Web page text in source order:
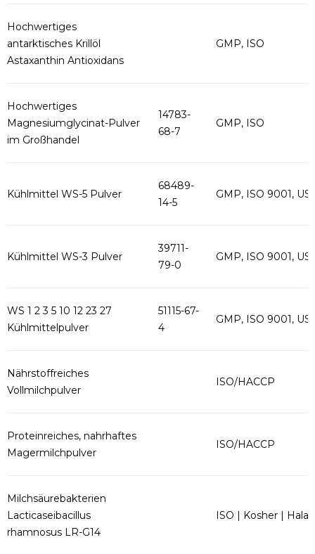
Hochwertiges
antarktisches Krillöl
Astaxanthin Antioxidans
GMP, ISO
Hochwertiges
Magnesiumglycinat-Pulver
im Großhandel
14783-
68-7
GMP, ISO
Kühlmittel WS-5 Pulver
68489-
14-5
GMP, ISO 9001,
Kühlmittel WS-3 Pulver
39711-
79-0
GMP, ISO 9001,
WS 1 2 3 5 10 12 23 27
Kühlmittelpulver
51115-67-
4
GMP, ISO 9001,
Nährstoffreiches
Vollmilchpulver
ISO/HACCP
Proteinreiches, nahrhaftes
Magermilchpulver
ISO/HACCP
Milchsäurebakterien
Lacticaseibacillus
rhamnosus LR-G14
ISO | Kosher | Halal